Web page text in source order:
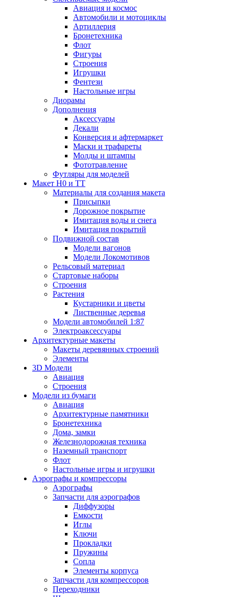
Авиация и космос
Автомобили и мотоциклы
Артиллерия
Бронетехника
Флот
Фигуры
Строения
Игрушки
Фентези
Настольные игры
Диорамы
Дополнения
Аксессуары
Декали
Конверсия и афтермаркет
Маски и трафареты
Молды и штампы
Фототравление
Футляры для моделей
Макет H0 и TT
Материалы для создания макета
Присыпки
Дорожное покрытие
Имитация воды и снега
Имитация покрытий
Подвижной состав
Модели вагонов
Модели Локомотивов
Рельсовый материал
Стартовые наборы
Строения
Растения
Кустарники и цветы
Лиственные деревья
Модели автомобилей 1:87
Электроаксессуары
Архитектурные макеты
Макеты деревянных строений
Элементы
3D Модели
Авиация
Строения
Модели из бумаги
Авиация
Архитектурные памятники
Бронетехника
Дома, замки
Железнодорожная техника
Наземный транспорт
Флот
Настольные игры и игрушки
Аэрографы и компрессоры
Аэрографы
Запчасти для аэрографов
Диффузоры
Емкости
Иглы
Ключи
Прокладки
Пружины
Сопла
Элементы корпуса
Запчасти для компрессоров
Переходники